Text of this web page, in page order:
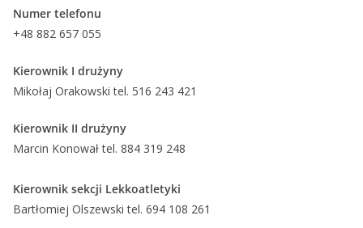
Numer telefonu
+48 882 657 055
Kierownik I drużyny
Mikołaj Orakowski tel. 516 243 421
Kierownik II drużyny
Marcin Konował tel. 884 319 248
Kierownik sekcji Lekkoatletyki
Bartłomiej Olszewski tel. 694 108 261